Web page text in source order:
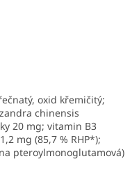
oxid křemičitý;
chinensis
20 mg; vitamin B3
mg (85,7 % RHP*);
pteroylmonoglutamová)